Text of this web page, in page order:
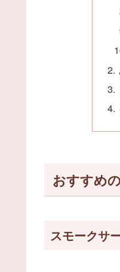
おすすめ
スモークサ